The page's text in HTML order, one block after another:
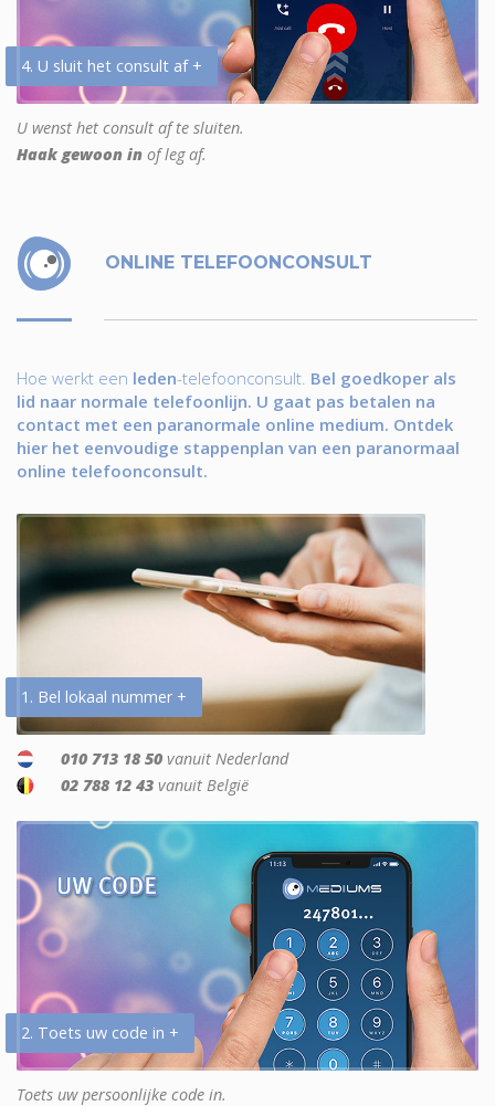
4. U sluit het consult af +
U wenst het consult af te sluiten.
Haak gewoon in of leg af.
ONLINE TELEFOONCONSULT
Hoe werkt een leden-telefoonconsult. Bel goedkoper als
lid naar normale telefoonlijn. U gaat pas betalen na
contact met een paranormale online medium. Ontdek
hier het eenvoudige stappenplan van een paranormaal
online telefoonconsult.
1. Bel lokaal nummer +
010 713 18 50 vanuit Nederland
02 788 12 43 vanuit België
2. Toets uw code in +
Toets uw persoonlijke code in.